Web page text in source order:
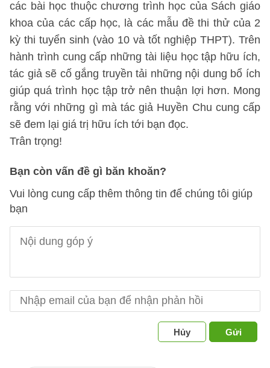
các bài học thuộc chương trình học của Sách giáo
khoa của các cấp học, là các mẫu đề thi thử của 2
kỳ thi tuyển sinh (vào 10 và tốt nghiệp THPT). Trên
hành trình cung cấp những tài liệu học tập hữu ích,
tác giả sẽ cố gắng truyền tải những nội dung bổ ích
giúp quá trình học tập trở nên thuận lợi hơn. Mong
rằng với những gì mà tác giả Huyền Chu cung cấp
sẽ đem lại giá trị hữu ích tới bạn đọc.
Trân trọng!
Bạn còn vấn đề gì băn khoăn?
Vui lòng cung cấp thêm thông tin để chúng tôi giúp
bạn
Hủy Gửi